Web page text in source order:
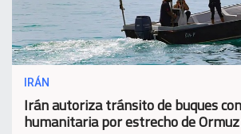
IRÁN
Irán autoriza tránsito de buques
humanitaria por estrecho de Ormuz